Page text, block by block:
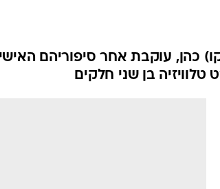
כהן, עוקבת אחר סיפוריהם